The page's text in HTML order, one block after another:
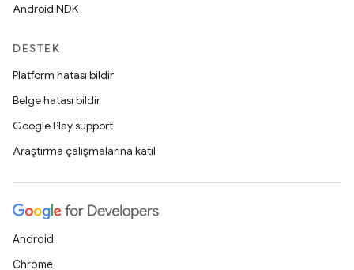
Android NDK
DESTEK
Platform hatası bildir
Belge hatası bildir
Google Play support
Araştırma çalışmalarına katıl
Android
Chrome